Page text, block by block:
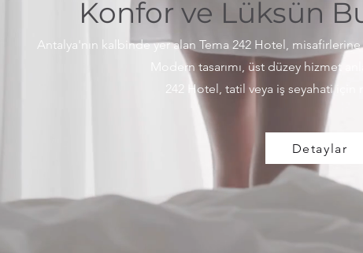
Konfor ve Lüksün
Antalya'nın kalbinde yer alan Tema 242 Hotel,
Modern tasarımı, üst düzey hizmet
242 Hotel, tatil veya iş seyahati için
Detaylar